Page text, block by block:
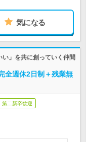
気になる
」を共に創っていく仲間
全週休2日制＋残業無
第二新卒歓迎